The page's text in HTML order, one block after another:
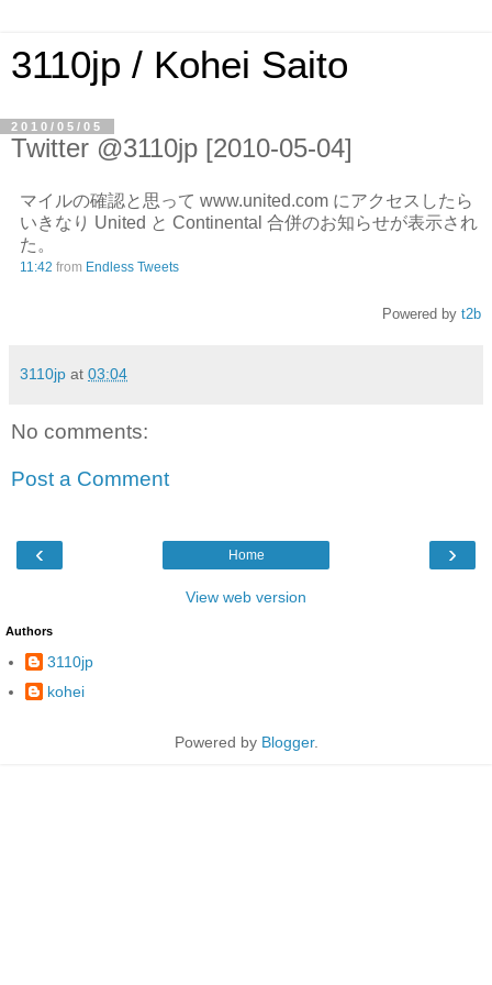
3110jp / Kohei Saito
2010/05/05
Twitter @3110jp [2010-05-04]
マイルの確認と思って www.united.com にアクセスしたら
いきなり United と Continental 合併のお知らせが表示され
た。
11:42 from Endless Tweets
Powered by t2b
3110jp at 03:04
No comments:
Post a Comment
‹ ›
Home
View web version
Authors
3110jp
kohei
Powered by Blogger.